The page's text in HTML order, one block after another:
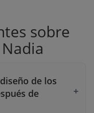
sobre
de los
de